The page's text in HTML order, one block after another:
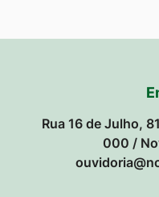
Rua 16 de Julho,
000 /